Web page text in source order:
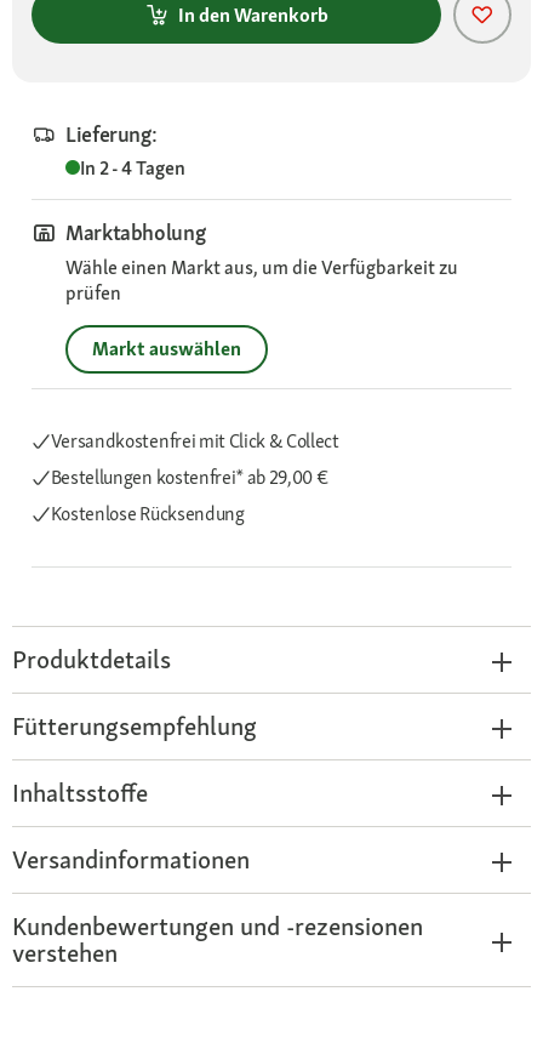
In den Warenkorb
Lieferung:
In 2 - 4 Tagen
Marktabholung
Wähle einen Markt aus, um die Verfügbarkeit zu
prüfen
Markt auswählen
Versandkostenfrei mit Click & Collect
Bestellungen kostenfrei*ab 29,00 €
Kostenlose Rücksendung
Produktdetails
Fütterungsempfehlung
Inhaltsstoffe
Versandinformationen
Kundenbewertungen und -rezensionen
verstehen